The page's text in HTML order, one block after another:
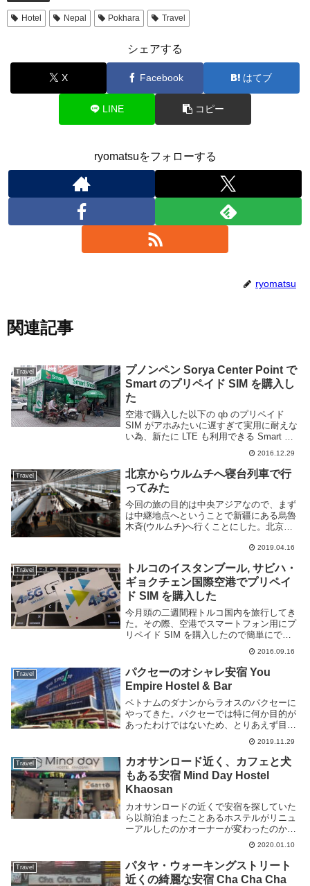
Hotel Nepal Pokhara Travel
シェアする
X Facebook はてブ
LINE コピー
ryomatsuをフォローする
ryomatsu
関連記事
Travel
プノンペン Sorya Center Point で
Smart のプリペイド SIM を購入し
た
空港で購入した以下の qb のプリペイド
SIM がアホみたいに遅すぎて実用に耐えな
い為、新たに LTE も利用できる Smart の
プリペイド SIM を購入する事にした。グ
グってみたところ、Smart なら LTE が使
えてそこそこ速い...
2016.12.29
Travel
北京からウルムチへ寝台列車で行
ってみた
今回の旅の目的は中央アジアなので、まず
は中継地点へということで新疆にある烏魯
木斉(ウルムチ)へ行くことにした。北京か
れるが、折角なので寝台列車に乗る事にし
た。中国の長距離長距離鉄道について詳し
くは Wi...
2019.04.16
Travel
トルコのイスタンブール, サビハ・
ギョクチェン国際空港でプリペイ
ド SIM を購入した
今月頭の二週間程トルコ国内を旅行してき
た。その際、空港でスマートフォン用にプ
リペイド SIM を購入したので簡単にでは
あるがメモしておこう。空港で購入できる
プリペイド SIM カード自分が利用したサ
ビハ・ギョクチェン国際空港では到着ゲー
トを...
2016.09.16
Travel
パクセーのオシャレ安宿 You
Empire Hostel & Bar
ベトナムのダナンからラオスのパクセーに
やってきた。パクセーでは特に何か目的が
あったわけではないため、とりあえず目に
ついた良さげな安宿に泊まる事にした。最
初に泊まったのは You Empire Hostel とい
う安宿だ。場所はパクセーのツー...
2019.11.29
Travel
カオサンロード近く、カフェと犬
もある安宿 Mind Day Hostel
Khaosan
カオサンロードの近くで安宿を探していた
ら以前泊まったことあるホステルがリニュ
ーアルしたのかオーナーが変わったのか、
とにかく別の名前のホステルに変わってた
ので気になって泊まってみることにした。
場所はカオサンロードに繋がる
Chakrabong...
2020.01.10
Travel
パタヤ・ウォーキングストリート
近くの綺麗な安宿 Cha Cha Cha